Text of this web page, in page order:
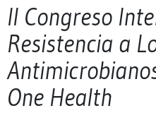
II Congreso
Resistencia a
One Health